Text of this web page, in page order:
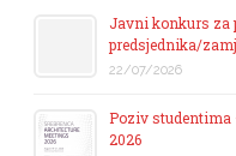
Javni konkurs za
predsjednika/
22/07/2026
Poziv studentima
2026